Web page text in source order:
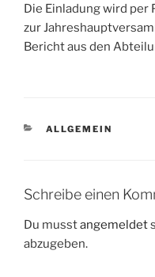
Die Einladung wird per
zur
Bericht aus den
KATEGORIEN
ALLGEMEIN
Schreibe einen
Du musstangemeldet
abzugeben.